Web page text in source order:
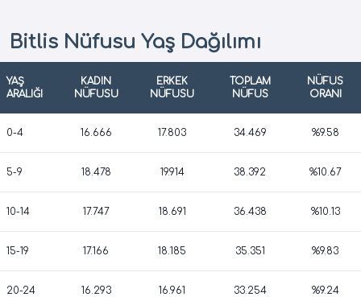
Bitlis Nüfusu Yaş Dağılımı
YAŞ
ARALIĞI
KADIN
NÜFUSU
ERKEK
NÜFUSU
TOPLAM
NÜFUS
NÜFUS
ORANI
0-4 16.666 17.803 34.469 %9.58
5-9 18.478 19.914 38.392 %10.67
10-14 17.747 18.691 36.438 %10.13
15-19 17.166 18.185 35.351 %9.83
20-24 16.293 16.961 33.254 %9.24